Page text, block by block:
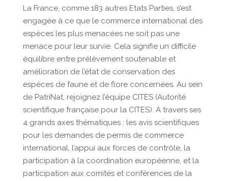
La France, comme 183 autres Etats Parties, s’est
engagée à ce que le commerce international des
espèces les plus menacées ne soit pas une
menace pour leur survie. Cela signifie un difficile
équilibre entre prélèvement soutenable et
amélioration de l’état de conservation des
espèces de faune et de flore concernées. Au sein
de PatriNat, rejoignez l’équipe CITES (Autorité
scientifique française pour la CITES). A travers ses
4 grands axes thématiques : les avis scientifiques
pour les demandes de permis de commerce
international, l’appui aux forces de contrôle, la
participation à la coordination européenne, et la
participation aux comités et conférences de la